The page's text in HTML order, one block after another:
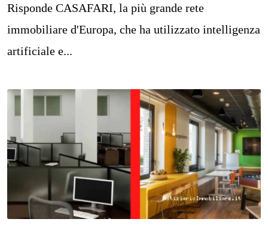
Risponde CASAFARI, la più grande rete
immobiliare d'Europa, che ha utilizzato intelligenza
artificiale e...